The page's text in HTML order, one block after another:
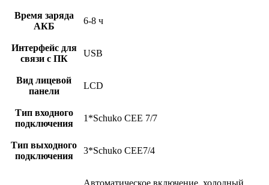
Время заряда
АКБ
6-8 ч
Интерфейс для
связи с ПК
USB
Вид лицевой
панели
LCD
Тип входного
подключения
1*Schuko CEE 7/7
Тип выходного
подключения
3*Schuko CEE7/4